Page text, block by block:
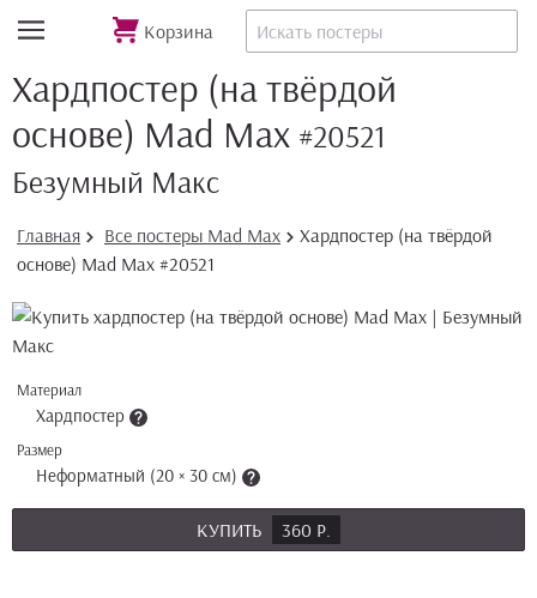
Корзина
Хардпостер (на твёрдой
основе) Mad Max #20521
Безумный Макс
Главная Все постеры Mad Max
Хардпостер (на твёрдой
основе) Mad Max #20521
Материал
Хардпостер
Размер
Неформатный (20 × 30 см)
КУПИТЬ 360 Р.